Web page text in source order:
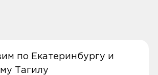
по Екатеринбургу и
Тагилу